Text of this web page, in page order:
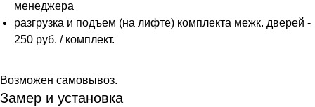
менеджера
разгрузка и подъем (на лифте) комплекта межк. дверей -
250 руб. / комплект.
Возможен самовывоз.
Замер и установка